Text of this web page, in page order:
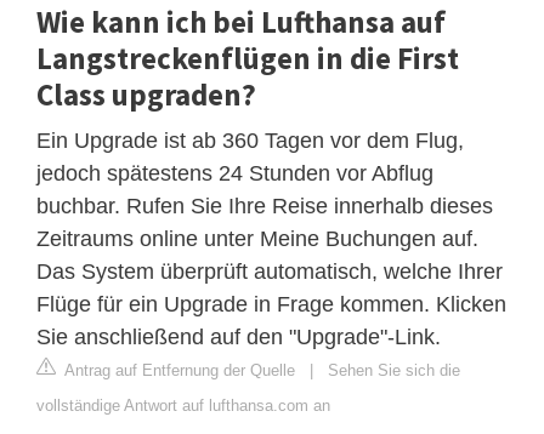
Wie kann ich bei Lufthansa auf
Langstreckenflügen in die First
Class upgraden?
Ein Upgrade ist ab 360 Tagen vor dem Flug,
jedoch spätestens 24 Stunden vor Abflug
buchbar. Rufen Sie Ihre Reise innerhalb dieses
Zeitraums online unter Meine Buchungen auf.
Das System überprüft automatisch, welche Ihrer
Flüge für ein Upgrade in Frage kommen. Klicken
Sie anschließend auf den "Upgrade"-Link.
Antrag auf Entfernung der Quelle | Sehen Sie sich die
vollständige Antwort auf lufthansa.com an